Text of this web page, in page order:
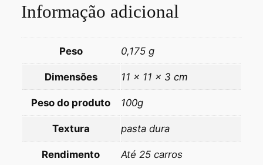
Informação adicional
Peso 0,175 g
Dimensões 11 × 11 × 3 cm
Peso do produto 100g
Textura pasta dura
Rendimento Até 25 carros